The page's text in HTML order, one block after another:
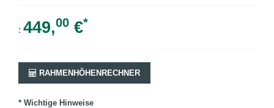
: 449,00 €*
RAHMENHÖHENRECHNER
* Wichtige Hinweise